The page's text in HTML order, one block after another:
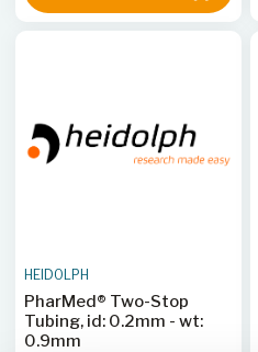
HEIDOLPH
PharMed® Two-Stop
Tubing, id: 0.2mm - wt:
0.9mm